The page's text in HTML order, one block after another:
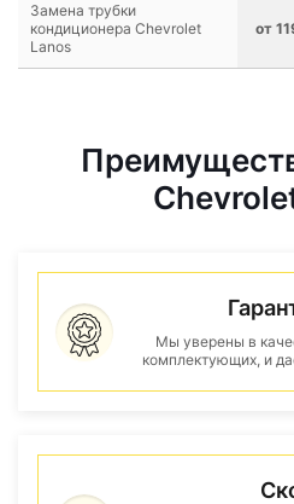
Замена трубки
кондиционера Chevrolet
Lanos
от
Мы уверены в
комплектующих, и